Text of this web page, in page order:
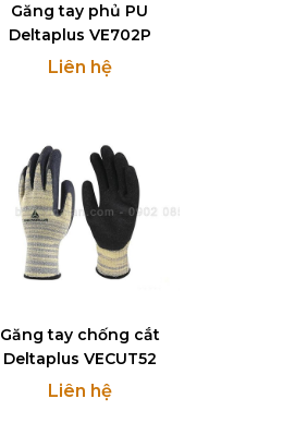
Găng tay phủ PU
Deltaplus VE702P
Liên hệ
Găng tay chống cắt
Deltaplus VECUT52
Liên hệ